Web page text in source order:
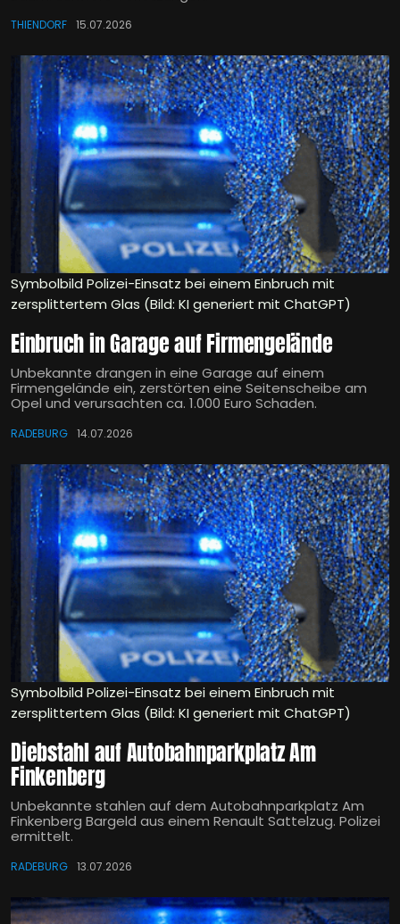
THIENDORF 15.07.2026
Symbolbild Polizei-Einsatz bei einem Einbruch mit
zersplittertem Glas (Bild: KI generiert mit ChatGPT)
Einbruch in Garage auf Firmengelände
Unbekannte drangen in eine Garage auf einem
Firmengelände ein, zerstörten eine Seitenscheibe am
Opel und verursachten ca. 1.000 Euro Schaden.
RADEBURG 14.07.2026
Symbolbild Polizei-Einsatz bei einem Einbruch mit
zersplittertem Glas (Bild: KI generiert mit ChatGPT)
Diebstahl auf Autobahnparkplatz Am
Finkenberg
Unbekannte stahlen auf dem Autobahnparkplatz Am
Finkenberg Bargeld aus einem Renault Sattelzug. Polizei
ermittelt.
RADEBURG 13.07.2026